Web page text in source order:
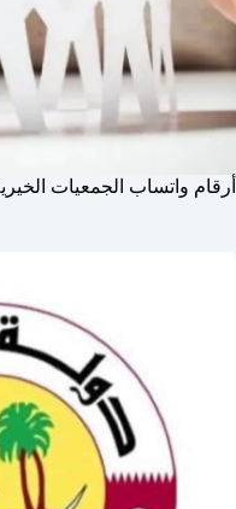
أرقام واتساب الجمعيات